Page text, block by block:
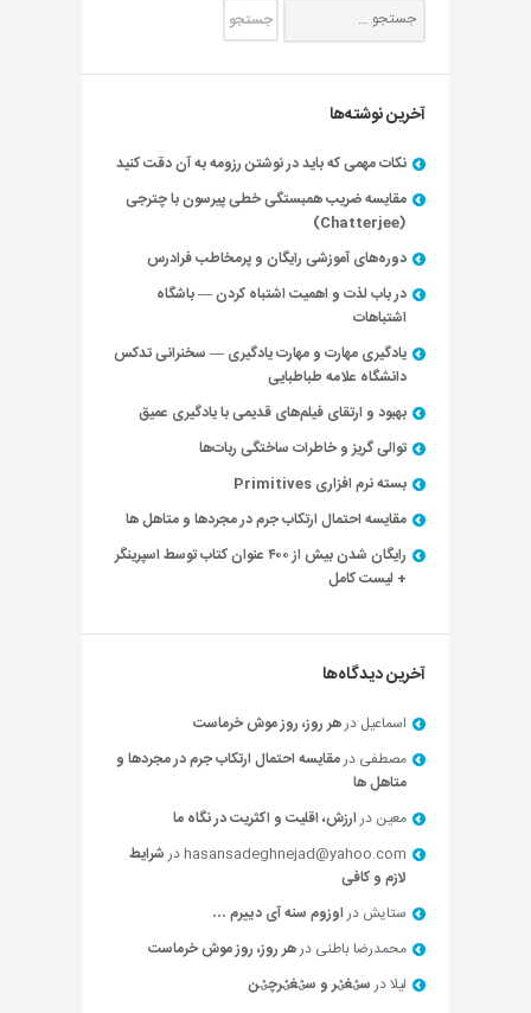
آخرین نوشته‌ها
نکات مهمی که باید در نوشتن رزومه به آن دقت کنید
مقایسه ضریب همبستگی خطی پیرسون با چترجی
(Chatterjee)
دوره‌های آموزشی رایگان و پرمخاطب فرادرس
در باب لذت و اهمیت اشتباه کردن — باشگاه
اشتباهات
یادگیری مهارت و مهارت یادگیری — سخنرانی تدکس
دانشگاه علامه طباطبایی
بهبود و ارتقای فیلم‌های قدیمی با یادگیری عمیق
توالی گریز و خاطرات ساختگی ربات‌ها
بسته نرم افزاری Primitives
مقایسه احتمال ارتکاب جرم در مجردها و متاهل ها
رایگان شدن بیش از ۴۰۰ عنوان کتاب توسط اسپرینگر
+ لیست کامل
آخرین دیدگاه‌ها
اسماعیل درهر روز، روز موش خرماست
مصطفی درمقایسه احتمال ارتکاب جرم در مجردها و
متاهل ها
معین درارزش، اقلیت و اکثریت در نگاه ما
hasansadeghnejad@yahoo.com درشرایط
لازم و کافی
ستایش دراوزوم سنه آی دییرم …
محمدرضا باطنی درهر روز، روز موش خرماست
لیلادرسؽغؽر و سؽغؽرچؽن